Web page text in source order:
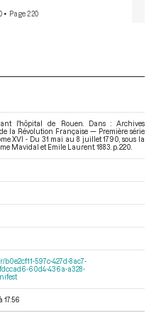
• Page 220
l'hôpital de Rouen. Dans : Archives
la Révolution Française — Première série
XVI - Du 31 mai au 8 juillet 1790 , sous la
Mavidal et Emile Laurent. 1883. p. 220.
b0e2cf11-597c-427d-8ac7-
60d4-436a-a328-
17:56